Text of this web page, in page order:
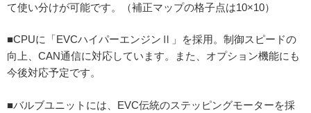
て使い分けが可能です。（補正マップの格子点は10×10）
■CPUに「EVCハイパーエンジンⅡ」を採用。制御スピードの
向上、CAN通信に対応しています。また、オプション機能にも
今後対応予定です。
■バルブユニットには、EVC伝統のステッピングモーターを採